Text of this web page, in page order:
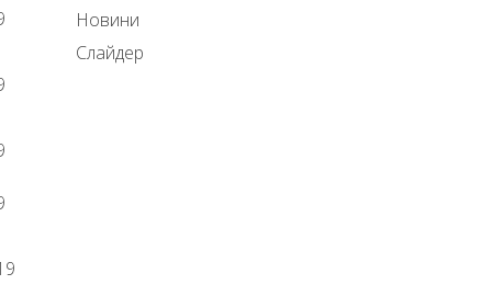
Новини
Слайдер